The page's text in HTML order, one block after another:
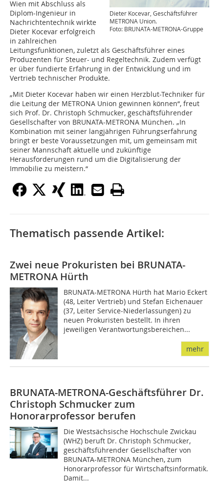
Dieter Kocevar, Geschäftsführer
METRONA Union.
Foto: BRUNATA-METRONA-Gruppe
Wien mit Abschluss als
Diplom-Ingenieur in
Nachrichtentechnik wirkte
Dieter Kocevar erfolgreich
in zahlreichen
Leitungsfunktionen, zuletzt als Geschäftsführer eines
Produzenten für Steuer- und Regeltechnik. Zudem verfügt
er über fundierte Erfahrung in der Entwicklung und im
Vertrieb technischer Produkte.
„Mit Dieter Kocevar haben wir einen Herzblut-Techniker für
die Leitung der METRONA Union gewinnen können“, freut
sich Prof. Dr. Christoph Schmucker, geschäftsführender
Gesellschafter von BRUNATA-METRONA München. „In
Kombination mit seiner langjährigen Führungserfahrung
bringt er beste Voraussetzungen mit, um gemeinsam mit
seiner Mannschaft aktuelle und zukünftige
Herausforderungen rund um die Digitalisierung der
Immobilie zu meistern.“
Thematisch passende Artikel:
Zwei neue Prokuristen bei BRUNATA-
METRONA Hürth
BRUNATA-METRONA Hürth hat Mario Eckert
(48, Leiter Vertrieb) und Stefan Eichenauer
(37, Leiter Service-Niederlassungen) zu
neuen Prokuristen bestellt. In ihren
jeweiligen Verantwortungsbereichen...
mehr
BRUNATA-METRONA-Geschäftsführer Dr.
Christoph Schmucker zum
Honorarprofessor berufen
Die Westsächsische Hochschule Zwickau
(WHZ) beruft Dr. Christoph Schmucker,
geschäftsführender Gesellschafter von
BRUNATA-METRONA München, zum
Honorarprofessor für Wirtschaftsinformatik.
Damit...